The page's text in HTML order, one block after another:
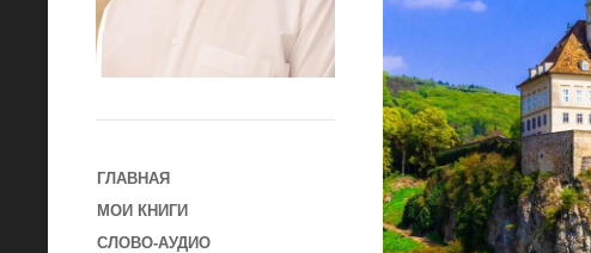
ГЛАВНАЯ
МОИ КНИГИ
СЛОВО-АУДИО